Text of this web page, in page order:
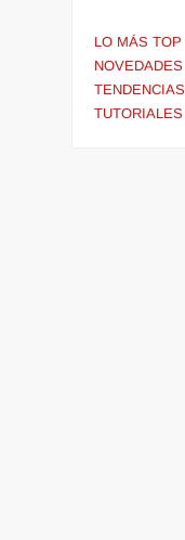
LO MÁS TOP
NOVEDADES
TENDENCIAS
TUTORIALES